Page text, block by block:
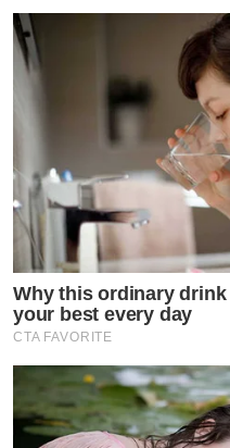
Why this ordinary
your best every day
CTA FAVORITE